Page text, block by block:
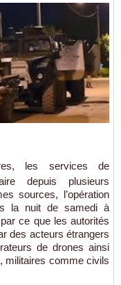
les services de
depuis plusieurs
sources, l’opération
la nuit de samedi à
ce que les autorités
des acteurs étrangers
de drones ainsi
militaires comme civils